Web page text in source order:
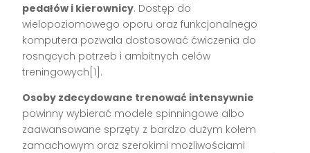
pedałów i kierownicy. Dostęp do
wielopoziomowego oporu oraz funkcjonalnego
komputera pozwala dostosować ćwiczenia do
rosnących potrzeb i ambitnych celów
treningowych[1].
Osoby zdecydowane trenować intensywnie
powinny wybierać modele spinningowe albo
zaawansowane sprzęty z bardzo dużym kołem
zamachowym oraz szerokimi możliwościami